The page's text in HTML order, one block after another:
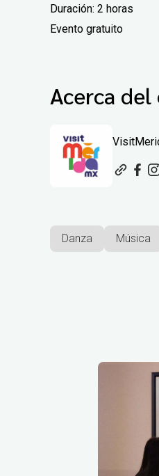
Duración: 2 horas
Evento gratuito
Acerca
Danza Música